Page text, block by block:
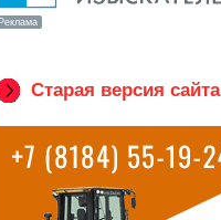
Старая версия сайта